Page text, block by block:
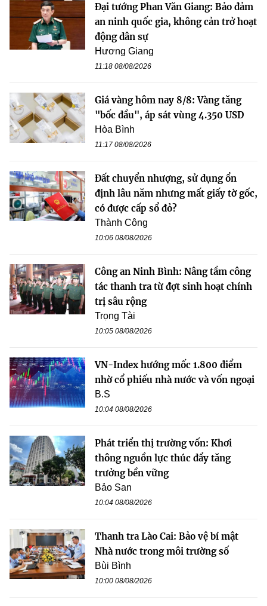
Đại tướng Phan Văn Giang: Bảo đảm
an ninh quốc gia, không cản trở hoạt
động dân sự
Hương Giang
11:18 08/08/2026
Giá vàng hôm nay 8/8: Vàng tăng
"bốc đầu", áp sát vùng 4.350 USD
Hòa Bình
11:17 08/08/2026
Đất chuyển nhượng, sử dụng ổn
định lâu năm nhưng mất giấy tờ gốc,
có được cấp sổ đỏ?
Thành Công
10:06 08/08/2026
Công an Ninh Bình: Nâng tầm công
tác thanh tra từ đợt sinh hoạt chính
trị sâu rộng
Trọng Tài
10:05 08/08/2026
VN-Index hướng mốc 1.800 điểm
nhờ cổ phiếu nhà nước và vốn ngoại
B.S
10:04 08/08/2026
Phát triển thị trường vốn: Khơi
thông nguồn lực thúc đẩy tăng
trưởng bền vững
Bảo San
10:04 08/08/2026
Thanh tra Lào Cai: Bảo vệ bí mật
Nhà nước trong môi trường số
Bùi Bình
10:00 08/08/2026